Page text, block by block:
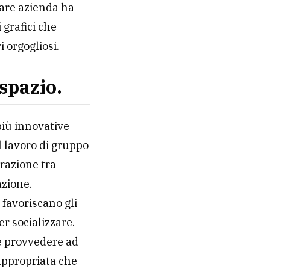
azienda ha
grafici che
orgogliosi.
innovative
di gruppo
tra
favoriscano gli
socializzare.
ad
che